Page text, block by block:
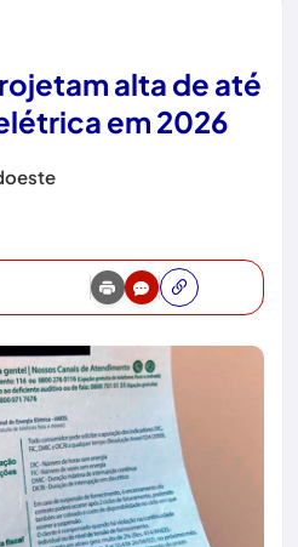
alta de até
em 2026